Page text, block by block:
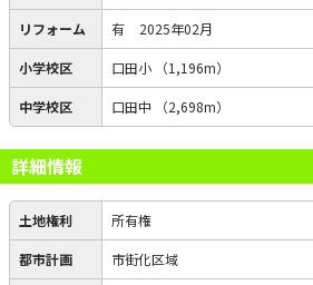
リフォーム 有 2025年02月
小学校区 口田小 （1,196m）
中学校区 口田中 （2,698m）
詳細情報
土地権利 所有権
都市計画 市街化区域